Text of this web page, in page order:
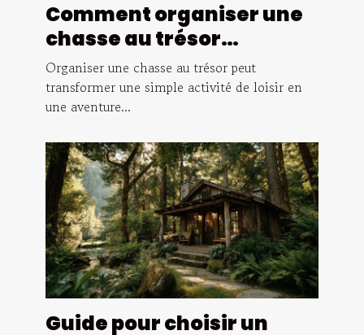
Comment organiser une
chasse au trésor
éducative pour enfants
Organiser une chasse au trésor peut
transformer une simple activité de loisir en
une aventure...
Guide pour choisir un